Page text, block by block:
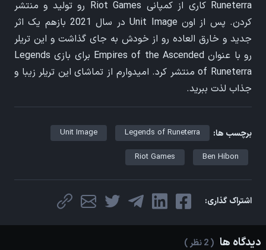
Runeterra کاری از کمپانی Riot Games رو تولید و منتشر
کردن. پس از اون Unit Image در سال 2021 بازهم یک اثر
جدید و خارق العاده رو از خودش به جای گذاشت و این تریلر
رو با عنوان Empires of the Ascended برای بازی Legends
of Runeterra منتشر کرد. امیدوارم از تماشای این تریلر زیبا و
جذاب لذت ببرید.
برچسب ها: Legends of Runeterra
Unit Image
Ben Hibon
Riot Games
اشتراک گذاری:
دیدگاه ها ( 2 نظر )